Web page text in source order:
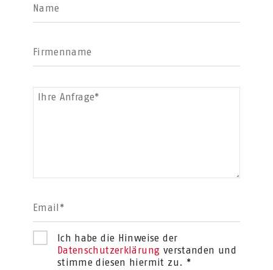
Name
Firmenname
Ihre Anfrage*
Email*
Ich habe die Hinweise der
Datenschutzerklärung verstanden und
stimme diesen hiermit zu. *